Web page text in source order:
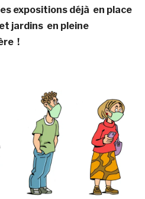
expositions déjà en place
jardinsen pleine
!